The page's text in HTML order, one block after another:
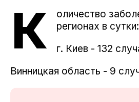
К
оличество
регионах в сутки:
г. Киев - 132
Винницкая область - 9